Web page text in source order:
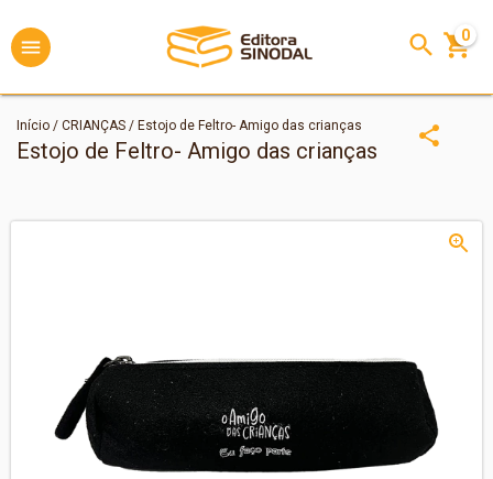
0
Início / CRIANÇAS / Estojo de Feltro- Amigo das crianças
Estojo de Feltro- Amigo das crianças